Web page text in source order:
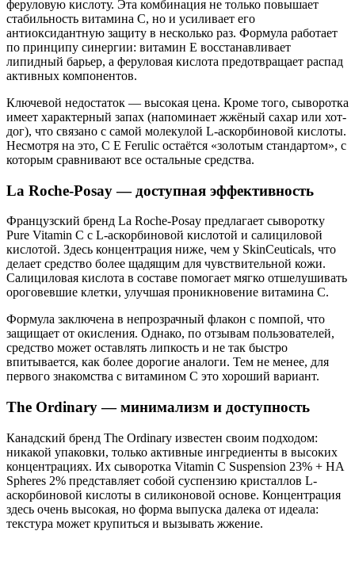
феруловую кислоту. Эта комбинация не только повышает
стабильность витамина С, но и усиливает его
антиоксидантную защиту в несколько раз. Формула работает
по принципу синергии: витамин Е восстанавливает
липидный барьер, а феруловая кислота предотвращает распад
активных компонентов.
Ключевой недостаток — высокая цена. Кроме того, сыворотка
имеет характерный запах (напоминает жжёный сахар или хот-
дог), что связано с самой молекулой L-аскорбиновой кислоты.
Несмотря на это, C E Ferulic остаётся «золотым стандартом», с
которым сравнивают все остальные средства.
La Roche-Posay — доступная эффективность
Французский бренд La Roche-Posay предлагает сыворотку
Pure Vitamin C с L-аскорбиновой кислотой и салициловой
кислотой. Здесь концентрация ниже, чем у SkinCeuticals, что
делает средство более щадящим для чувствительной кожи.
Салициловая кислота в составе помогает мягко отшелушивать
ороговевшие клетки, улучшая проникновение витамина С.
Формула заключена в непрозрачный флакон с помпой, что
защищает от окисления. Однако, по отзывам пользователей,
средство может оставлять липкость и не так быстро
впитывается, как более дорогие аналоги. Тем не менее, для
первого знакомства с витамином С это хороший вариант.
The Ordinary — минимализм и доступность
Канадский бренд The Ordinary известен своим подходом:
никакой упаковки, только активные ингредиенты в высоких
концентрациях. Их сыворотка Vitamin C Suspension 23% + HA
Spheres 2% представляет собой суспензию кристаллов L-
аскорбиновой кислоты в силиконовой основе. Концентрация
здесь очень высокая, но форма выпуска далека от идеала:
текстура может крупиться и вызывать жжение.